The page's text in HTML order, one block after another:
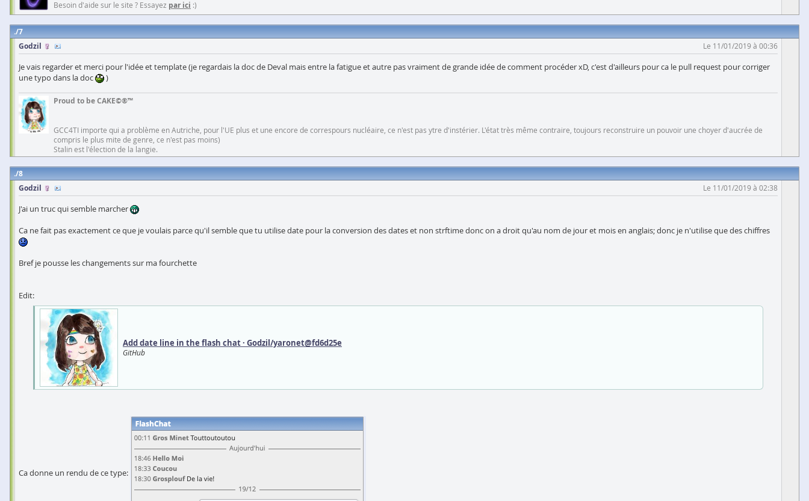
Besoin d'aide sur le site ? Essayez par ici :)
7
Godzil
Le 11/01/2019 à 00:36
Je vais regarder et merci pour l'idée et template (je regardais la doc de Deval mais entre la fatigue et autre pas vraiment de grande idée de comment procéder xD, c'est d'ailleurs pour ca le pull request pour corriger
une typo dans la doc
)
Proud to be CAKE©®™
GCC4TI importe qui a problème en Autriche, pour l'UE plus et une encore de correspours nucléaire, ce n'est pas ytre d'instérier. L'état très même contraire, toujours reconstruire un pouvoir une choyer d'aucrée de
compris le plus mite de genre, ce n'est pas moins)
Stalin est l'élection de la langie.
8
Godzil
Le 11/01/2019 à 02:38
J'ai un truc qui semble marcher
Ca ne fait pas exactement ce que je voulais parce qu'il semble que tu utilise date pour la conversion des dates et non strftime donc on a droit qu'au nom de jour et mois en anglais; donc je n'utilise que des chiffres
Bref je pousse les changements sur ma fourchette
Edit:
Add date line in the flash chat · Godzil/yaronet@fd6d25e
GitHub
Ca donne un rendu de ce type: